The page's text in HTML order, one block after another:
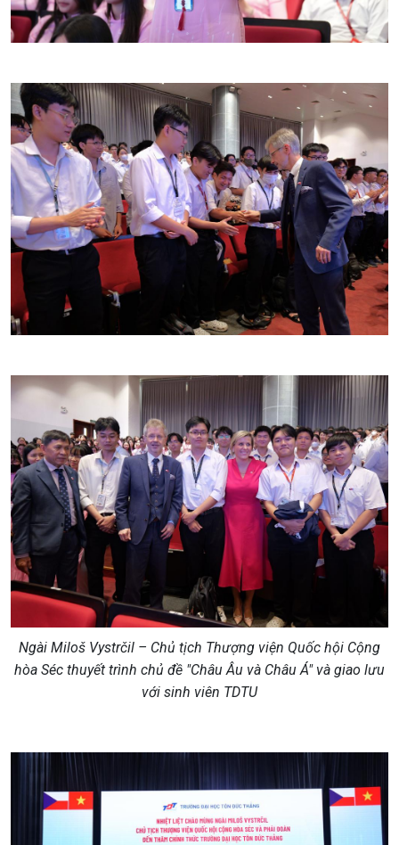
Ngài Miloš Vystrčil – Chủ tịch Thượng viện Quốc hội Cộng
hòa Séc thuyết trình chủ đề "Châu Âu và Châu Á" và giao lưu
với sinh viên TDTU